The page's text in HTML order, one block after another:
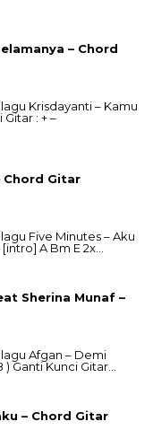
– Chord
Krisdayanti – Kamu
: + –
Chord Gitar
Five Minutes – Aku
A Bm E 2x…
Sherina Munaf –
Afgan – Demi
Ganti Kunci Gitar…
– Chord Gitar